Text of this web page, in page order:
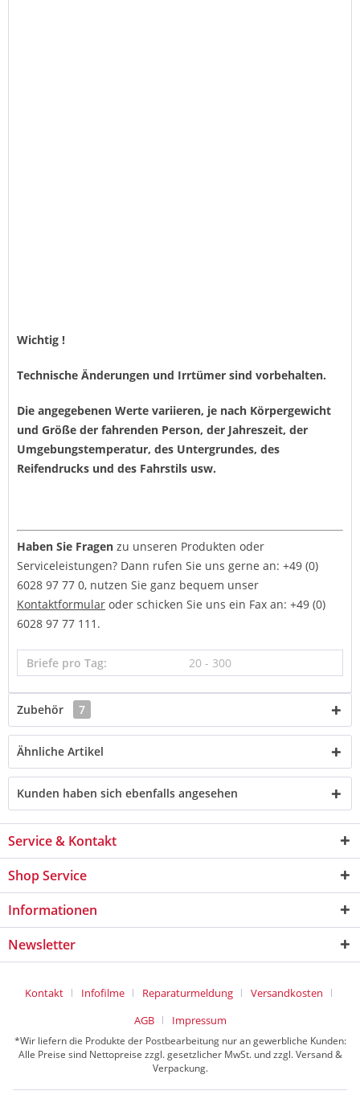
Wichtig !
Technische Änderungen und Irrtümer sind vorbehalten.
Die angegebenen Werte variieren, je nach Körpergewicht
und Größe der fahrenden Person, der Jahreszeit, der
Umgebungstemperatur, des Untergrundes, des
Reifendrucks und des Fahrstils usw.
Haben Sie Fragen zu unseren Produkten oder
Serviceleistungen? Dann rufen Sie uns gerne an: +49 (0)
6028 97 77 0, nutzen Sie ganz bequem unser
Kontaktformular oder schicken Sie uns ein Fax an: +49 (0)
6028 97 77 111.
Briefe pro Tag: 20 - 300
Zubehör 7
Ähnliche Artikel
Kunden haben sich ebenfalls angesehen
Service & Kontakt
Shop Service
Informationen
Newsletter
Kontakt Infofilme Reparaturmeldung
Versandkosten
AGB
Impressum
*Wir liefern die Produkte der Postbearbeitung nur an gewerbliche Kunden:
Alle Preise sind Nettopreise zzgl. gesetzlicher MwSt. und zzgl. Versand &
Verpackung.